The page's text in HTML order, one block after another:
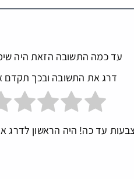
עד כמה התשובה הזאת היה
דרג את התשובה ובכך תקדם
עד כה! היה הראשון לדרג